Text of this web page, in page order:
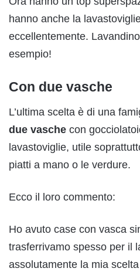
hanno anche la
eccellentemente.
esempio!
Con due vasche
L’ultima scelta è di una
due vasche con
lavastoviglie, utile
piatti a mano o le verdure.
Ecco il loro commento:
Ho avuto case con vasca
trasferrivamo spesso per il
assolutamente la mia